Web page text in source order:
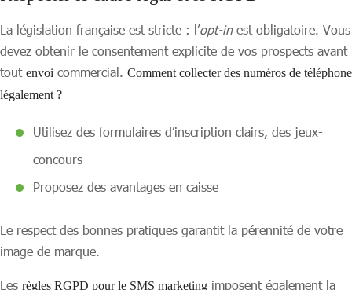
La législation française est stricte : l’opt-inest obligatoire. Vous
devez obtenir le consentement explicite de vos prospects avant
tout envoi commercial. Comment collecter des numéros de téléphone
légalement ?
Utilisez des formulaires d’inscription clairs, des jeux-
concours
Proposez des avantages en caisse
Le respect des bonnes pratiques garantit la pérennité de votre
image de marque.
Les règles RGPD pour le SMS marketing imposent également la